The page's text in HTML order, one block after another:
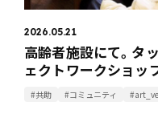
2026.05.21
高齢者施設にて。タ
ェクトワークショッ
#共助 #コミュニティ